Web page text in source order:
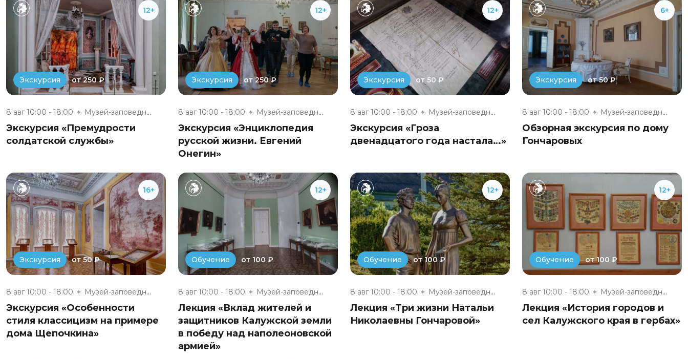
12+
Экскурсия от 250 ₽
8 авг 10:00 - 18:00 Музей-заповедник «Полотняный З...
Экскурсия «Премудрости
солдатской службы»
12+
Экскурсия от 250 ₽
8 авг 10:00 - 18:00 Музей-заповедник «Полотняный З...
Экскурсия «Энциклопедия
русской жизни. Евгений
Онегин»
12+
Экскурсия от 50 ₽
8 авг 10:00 - 18:00 Музей-заповедник «Полотняный З...
Экскурсия «Гроза
двенадцатого года настала…»
6+
Экскурсия от 50 ₽
8 авг 10:00 - 18:00 Музей-заповедник «Полотняный З...
Обзорная экскурсия по дому
Гончаровых
16+
Экскурсия от 50 ₽
8 авг 10:00 - 18:00 Музей-заповедник «Полотняный З...
Экскурсия «Особенности
стиля классицизм на примере
дома Щепочкина»
12+
Обучение от 100 ₽
8 авг 10:00 - 18:00 Музей-заповедник «Полотняный З...
Лекция «Вклад жителей и
защитников Калужской земли
в победу над наполеоновской
армией»
12+
Обучение от 100 ₽
8 авг 10:00 - 18:00 Музей-заповедник «Полотняный З...
Лекция «Три жизни Натальи
Николаевны Гончаровой»
12+
Обучение от 100 ₽
8 авг 10:00 - 18:00 Музей-заповедник «Полотняный З...
Лекция «История городов и
сел Калужского края в гербах»